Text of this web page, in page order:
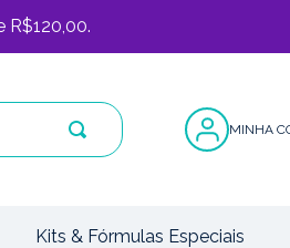
R$120,00.
MINHA
Kits & Fórmulas Especiais